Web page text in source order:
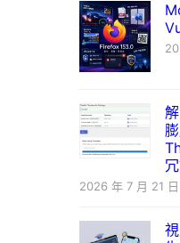
2026 年 7 月 21 日